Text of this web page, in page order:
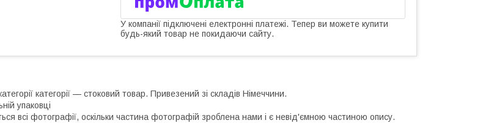
У компанії підключені електронні платежі. Тепер ви можете купити
будь-який товар не покидаючи сайту.
категорії — стоковий товар. Привезений зі складів Німеччини.
упаковці
всі фотографії, оскільки частина фотографій зроблена нами і є невід'ємною частиною опису.